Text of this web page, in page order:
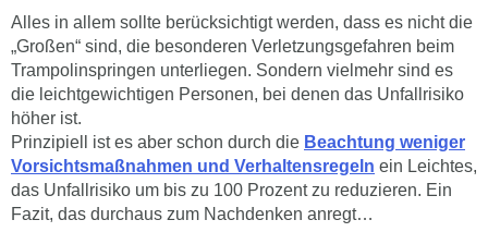
Alles in allem sollte berücksichtigt werden, dass es nicht die
„Großen“ sind, die besonderen Verletzungsgefahren beim
Trampolinspringen unterliegen. Sondern vielmehr sind es
die leichtgewichtigen Personen, bei denen das Unfallrisiko
höher ist.
Prinzipiell ist es aber schon durch die Beachtung weniger
Vorsichtsmaßnahmen und Verhaltensregeln ein Leichtes,
das Unfallrisiko um bis zu 100 Prozent zu reduzieren. Ein
Fazit, das durchaus zum Nachdenken anregt…